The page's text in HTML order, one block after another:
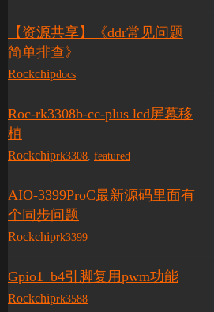
【资源共享】《ddr常见问题
简单排查》
Rockchipdocs
Roc-rk3308b-cc-plus lcd屏幕移
植
Rockchiprk3308 featured
AIO-3399ProC最新源码里面有
个同步问题
Rockchiprk3399
Gpio1_b4引脚复用pwm功能
Rockchiprk3588